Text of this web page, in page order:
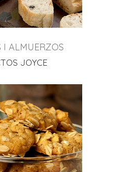
I ALMUERZOS
JOYCE